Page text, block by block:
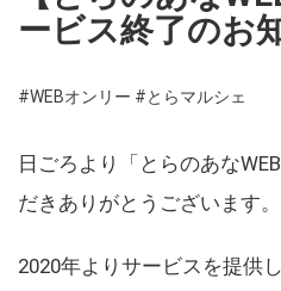
ービス終了のお
#WEBオンリー #とらマルシェ
日ごろより「とらのあな
だきありがとうございます。
2020年よりサービスを提供